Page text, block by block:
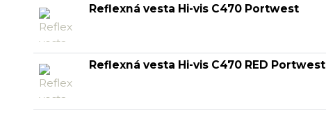
Reflexná vesta Hi-vis C470 Portwest
Reflexná vesta Hi-vis C470 RED Portwest